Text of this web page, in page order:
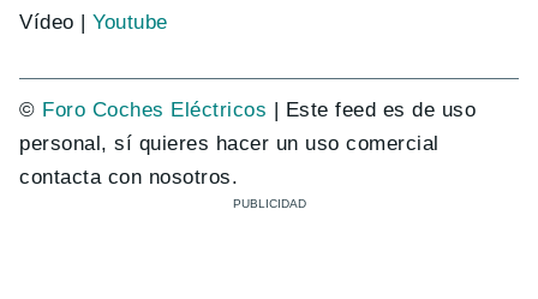
Vídeo |Youtube
© Foro Coches Eléctricos | Este feed es de uso
personal, sí quieres hacer un uso comercial
contacta con nosotros.